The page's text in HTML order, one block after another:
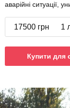
аварійні ситуації,
17500 грн 1
Купити для